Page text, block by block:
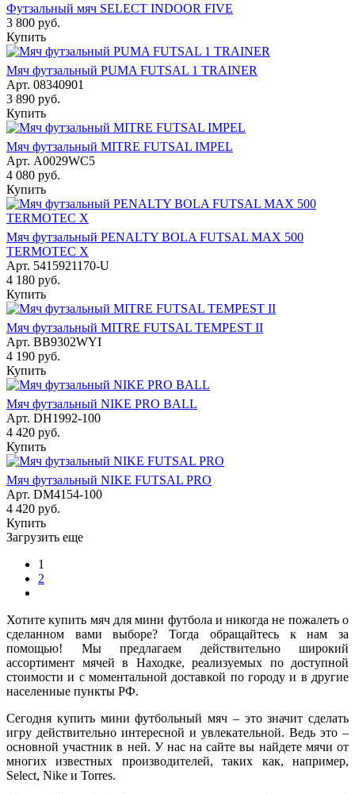
Футзальный мяч SELECT INDOOR FIVE
3 800 руб.
Купить
Мяч футзальный PUMA FUTSAL 1 TRAINER
Арт. 08340901
3 890 руб.
Купить
Мяч футзальный MITRE FUTSAL IMPEL
Арт. A0029WC5
4 080 руб.
Купить
Мяч футзальный PENALTY BOLA FUTSAL MAX 500
TERMOTEC X
Арт. 5415921170-U
4 180 руб.
Купить
Мяч футзальный MITRE FUTSAL TEMPEST II
Арт. BB9302WYI
4 190 руб.
Купить
Мяч футзальный NIKE PRO BALL
Арт. DH1992-100
4 420 руб.
Купить
Мяч футзальный NIKE FUTSAL PRO
Арт. DM4154-100
4 420 руб.
Купить
Загрузить еще
1
2
Хотите купить мяч для мини футбола и никогда не пожалеть о
сделанном вами выборе? Тогда обращайтесь к нам за
помощью! Мы предлагаем действительно широкий
ассортимент мячей в Находке, реализуемых по доступной
стоимости и с моментальной доставкой по городу и в другие
населенные пункты РФ.
Сегодня купить мини футбольный мяч – это значит сделать
игру действительно интересной и увлекательной. Ведь это –
основной участник в ней. У нас на сайте вы найдете мячи от
многих известных производителей, таких как, например,
Select, Nike и Torres.